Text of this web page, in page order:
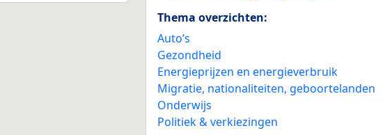
Thema overzichten:
Auto’s
Gezondheid
Energieprijzen en energieverbruik
Migratie, nationaliteiten, geboortelanden
Onderwijs
Politiek & verkiezingen